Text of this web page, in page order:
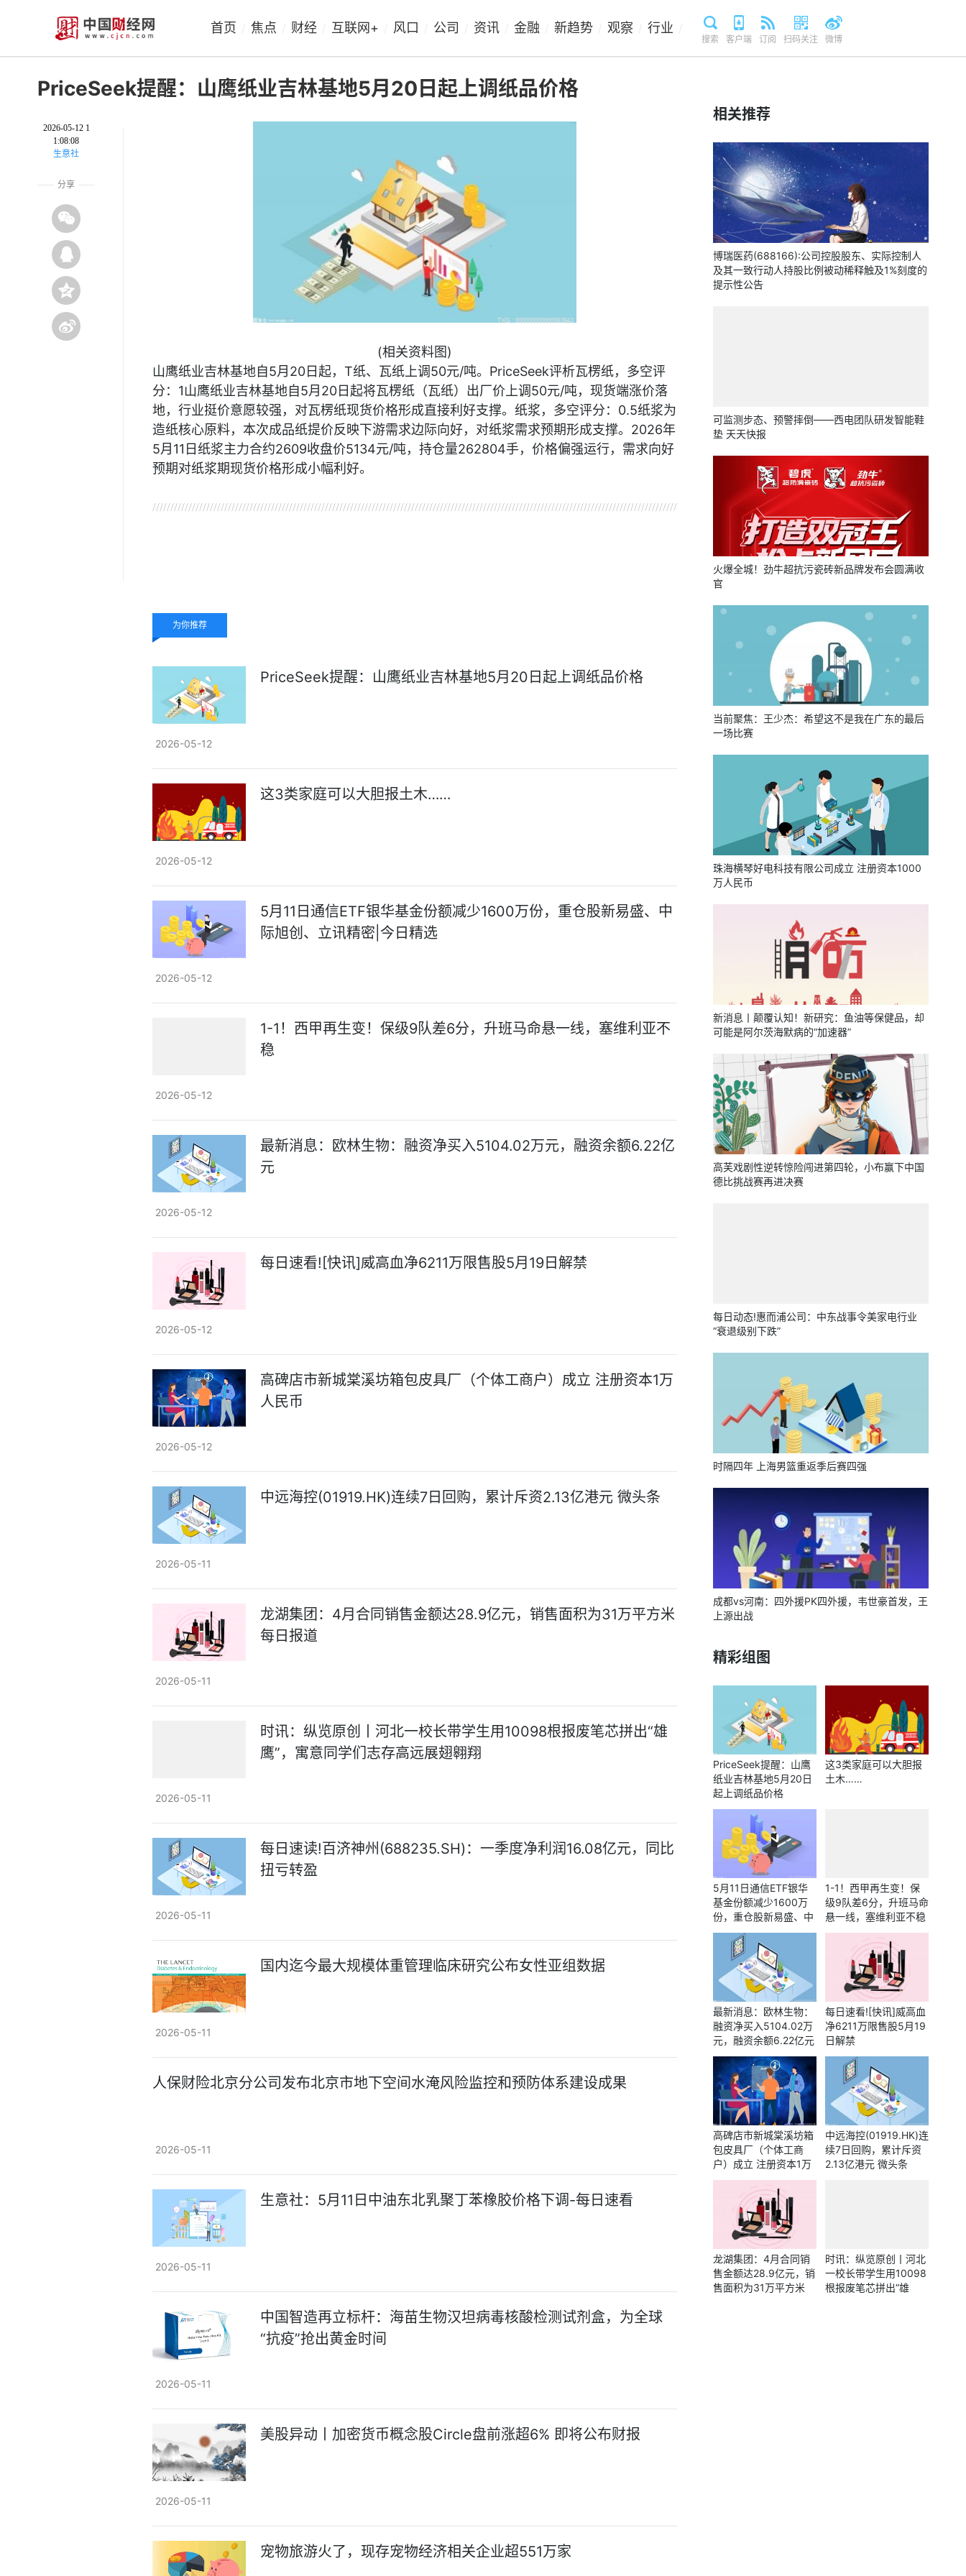
首页 焦点 财经 互联网+ 风口 公司 资讯 金融 新趋势 观察 行业
搜索 客户端 订阅 扫码关注 微博
PriceSeek提醒：山鹰纸业吉林基地5月20日起上调纸品价格
2026-05-12 1
1:08:08
生意社
分享
(相关资料图)
山鹰纸业吉林基地自5月20日起，T纸、瓦纸上调50元/吨。PriceSeek评析瓦楞纸，多空评
分：1山鹰纸业吉林基地自5月20日起将瓦楞纸（瓦纸）出厂价上调50元/吨，现货端涨价落
地，行业挺价意愿较强，对瓦楞纸现货价格形成直接利好支撑。纸浆，多空评分：0.5纸浆为
造纸核心原料，本次成品纸提价反映下游需求边际向好，对纸浆需求预期形成支撑。2026年
5月11日纸浆主力合约2609收盘价5134元/吨，持仓量262804手，价格偏强运行，需求向好
预期对纸浆期现货价格形成小幅利好。
为你推荐
PriceSeek提醒：山鹰纸业吉林基地5月20日起上调纸品价格
2026-05-12
这3类家庭可以大胆报土木……
2026-05-12
5月11日通信ETF银华基金份额减少1600万份，重仓股新易盛、中
际旭创、立讯精密|今日精选
2026-05-12
1-1！西甲再生变！保级9队差6分，升班马命悬一线，塞维利亚不
稳
2026-05-12
最新消息：欧林生物：融资净买入5104.02万元，融资余额6.22亿
元
2026-05-12
每日速看![快讯]威高血净6211万限售股5月19日解禁
2026-05-12
高碑店市新城棠溪坊箱包皮具厂（个体工商户）成立 注册资本1万
人民币
2026-05-12
中远海控(01919.HK)连续7日回购，累计斥资2.13亿港元 微头条
2026-05-11
龙湖集团：4月合同销售金额达28.9亿元，销售面积为31万平方米
每日报道
2026-05-11
时讯：纵览原创丨河北一校长带学生用10098根报废笔芯拼出“雄
鹰”，寓意同学们志存高远展翅翱翔
2026-05-11
每日速读!百济神州(688235.SH)：一季度净利润16.08亿元，同比
扭亏转盈
2026-05-11
国内迄今最大规模体重管理临床研究公布女性亚组数据
2026-05-11
人保财险北京分公司发布北京市地下空间水淹风险监控和预防体系建设成果
2026-05-11
生意社：5月11日中油东北乳聚丁苯橡胶价格下调-每日速看
2026-05-11
中国智造再立标杆：海苗生物汉坦病毒核酸检测试剂盒，为全球
“抗疫”抢出黄金时间
2026-05-11
美股异动丨加密货币概念股Circle盘前涨超6% 即将公布财报
2026-05-11
宠物旅游火了，现存宠物经济相关企业超551万家
相关推荐
博瑞医药(688166):公司控股股东、实际控制人
及其一致行动人持股比例被动稀释触及1%刻度的
提示性公告
可监测步态、预警摔倒——西电团队研发智能鞋
垫 天天快报
火爆全城！劲牛超抗污瓷砖新品牌发布会圆满收
官
当前聚焦：王少杰：希望这不是我在广东的最后
一场比赛
珠海横琴好电科技有限公司成立 注册资本1000
万人民币
新消息丨颠覆认知！新研究：鱼油等保健品，却
可能是阿尔茨海默病的“加速器”
高芙戏剧性逆转惊险闯进第四轮，小布赢下中国
德比挑战赛再进决赛
每日动态!惠而浦公司：中东战事令美家电行业
“衰退级别下跌”
时隔四年 上海男篮重返季后赛四强
成都vs河南：四外援PK四外援，韦世豪首发，王
上源出战
精彩组图
PriceSeek提醒：山鹰
纸业吉林基地5月20日
起上调纸品价格
这3类家庭可以大胆报
土木……
5月11日通信ETF银华
基金份额减少1600万
份，重仓股新易盛、中
际旭创、立讯精密|今
日精选
1-1！西甲再生变！保
级9队差6分，升班马命
悬一线，塞维利亚不稳
最新消息：欧林生物：
融资净买入5104.02万
元，融资余额6.22亿元
每日速看![快讯]威高血
净6211万限售股5月19
日解禁
高碑店市新城棠溪坊箱
包皮具厂（个体工商
户）成立 注册资本1万
人民币
中远海控(01919.HK)连
续7日回购，累计斥资
2.13亿港元 微头条
龙湖集团：4月合同销
售金额达28.9亿元，销
售面积为31万平方米
时讯：纵览原创丨河北
一校长带学生用10098
根报废笔芯拼出“雄